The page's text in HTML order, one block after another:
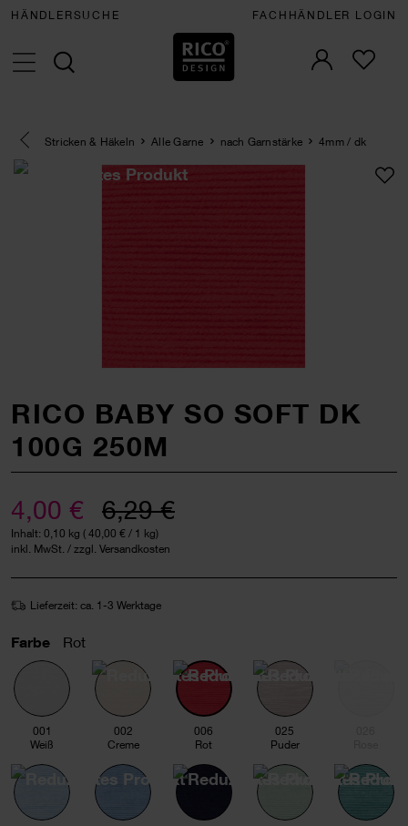
HÄNDLERSUCHE FACHHÄNDLER LOGIN
Eine Kategorie zurück navigieren
Stricken & Häkeln Alle Garne nach Garnstärke 4mm / dk
RICO BABY SO SOFT DK
100G 250M
4,00 € 6,29 €
Inhalt: 0,10 kg ( 40,00 € / 1 kg)
inkl. MwSt. / zzgl. Versandkosten
Lieferzeit: ca. 1-3 Werktage
Farbe Rot
001
Weiß
002
Creme
006
Rot
025
Puder